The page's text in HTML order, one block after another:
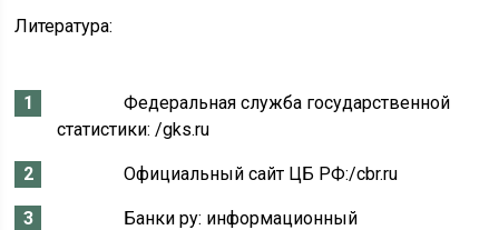
Литература:
Федеральная служба государственной
статистики: /gks.ru
Официальный сайт ЦБ РФ:/cbr.ru
Банки ру: информационный